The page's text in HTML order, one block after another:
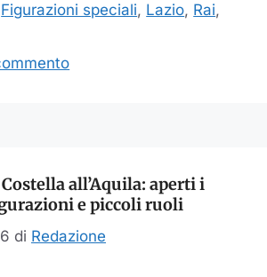
Figurazioni speciali, Lazio, Rai,
all’Aquila: aperti i
e piccoli ruoli
di Redazione